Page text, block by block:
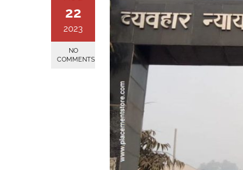
22
2023
NO
COMMENTS